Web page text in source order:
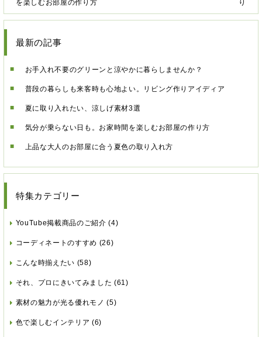
り
を楽しむお部屋の作り方
最新の記事
お手入れ不要のグリーンと涼やかに暮らしませんか？
普段の暮らしも来客時も心地よい。リビング作りアイディア
夏に取り入れたい、涼しげ素材3選
気分が乗らない日も。お家時間を楽しむお部屋の作り方
上品な大人のお部屋に合う夏色の取り入れ方
特集カテゴリー
YouTube掲載商品のご紹介 (4)
コーディネートのすすめ (26)
こんな時揃えたい (58)
それ、プロにきいてみました (61)
素材の魅力が光る優れモノ (5)
色で楽しむインテリア (6)